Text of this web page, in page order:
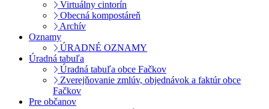
Virtuálny cintorín
Obecná kompostáreň
Archív
Oznamy
ÚRADNÉ OZNAMY
Úradná tabuľa
Úradná tabuľa obce Fačkov
Zverejňovanie zmlúv, objednávok a faktúr obce
Fačkov
Pre občanov